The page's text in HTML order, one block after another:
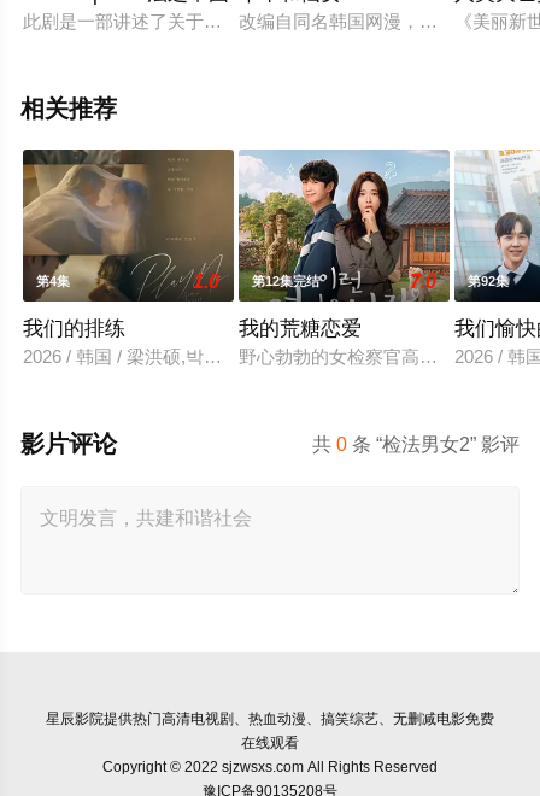
此剧是一部讲述了关于梦想世袭的韩国最高法官贵族们丑陋丑
改编自同名韩国网漫，命中注定早亡
《美丽
相关推荐
第4集 1.0
我们的排练
2026 / 韩国 / 梁洪硕,박성현
第12集完结 7.0
我的荒糖恋爱
野心勃勃的女检察官高恩世（贺营
第92集
我们愉
2026 / 韩
共0 条 “检法男女2” 影评
影片评论
星辰影院提供热门高清电视剧、热血动漫、搞笑综艺、无删减电影免费
在线观看
Copyright © 2022 sjzwsxs.com All Rights Reserved
豫ICP备90135208号